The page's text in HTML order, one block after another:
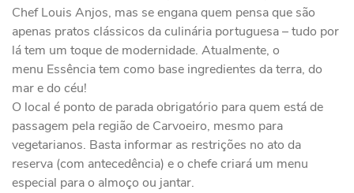
Chef Louis Anjos, mas se engana quem pensa que são
apenas pratos clássicos da culinária portuguesa – tudo por
lá tem um toque de modernidade. Atualmente, o
menu Essência tem como base ingredientes da terra, do
mar e do céu!
O local é ponto de parada obrigatório para quem está de
passagem pela região de Carvoeiro, mesmo para
vegetarianos. Basta informar as restrições no ato da
reserva (com antecedência) e o chefe criará um menu
especial para o almoço ou jantar.